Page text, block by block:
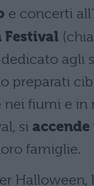
e concerti
Festival
agli
preparati
fiumi e in
si
famiglie.
Halloween,